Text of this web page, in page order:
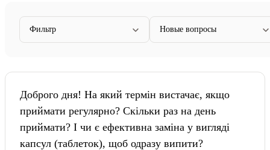
Фильтр Новые вопросы
Доброго дня! На який термін вистачає, якщо
приймати регулярно? Скільки раз на день
приймати? І чи є ефективна заміна у вигляді
капсул (таблеток), щоб одразу випити?